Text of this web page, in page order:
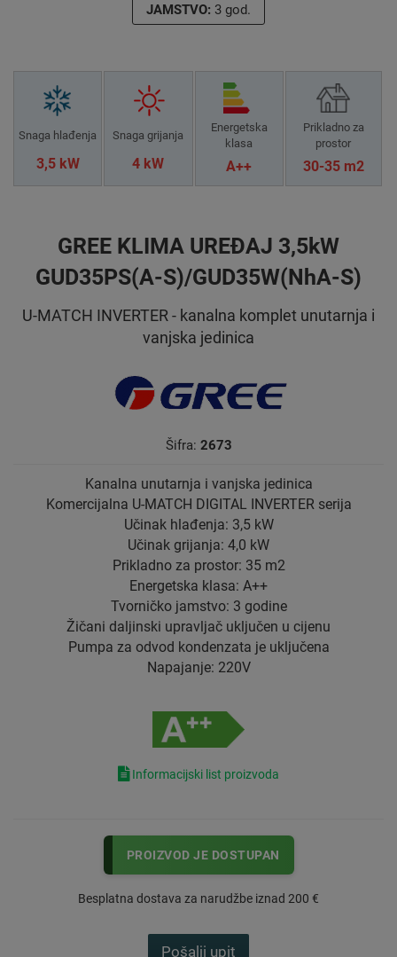
JAMSTVO: 3 god.
Snaga hlađenja
3,5 kW
Snaga grijanja
4 kW
Energetska
klasa
A++
Prikladno za
prostor
30-35 m2
GREE KLIMA UREĐAJ 3,5kW
GUD35PS(A-S)/GUD35W(NhA-S)
U-MATCH INVERTER - kanalna komplet unutarnja i
vanjska jedinica
Šifra: 2673
Kanalna unutarnja i vanjska jedinica
Komercijalna U-MATCH DIGITAL INVERTER serija
Učinak hlađenja: 3,5 kW
Učinak grijanja: 4,0 kW
Prikladno za prostor: 35 m2
Energetska klasa: A++
Tvorničko jamstvo: 3 godine
Žičani daljinski upravljač uključen u cijenu
Pumpa za odvod kondenzata je uključena
Napajanje: 220V
Informacijski list proizvoda
PROIZVOD JE DOSTUPAN
Besplatna dostava za narudžbe iznad 200 €
Pošalji upit